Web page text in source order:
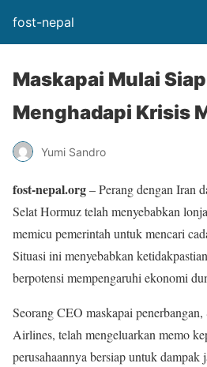
fost-nepal
Maskapai Mulai
Menghadapi Krisis
Yumi Sandro
fost-nepal.org– Perang dengan Iran
Selat Hormuz telah menyebabkan
memicu pemerintah untuk mencari
Situasi ini menyebabkan
berpotensi mempengaruhi ekonomi
Seorang CEO maskapai
Airlines, telah mengeluarkan memo
perusahaannya bersiap untuk dampak